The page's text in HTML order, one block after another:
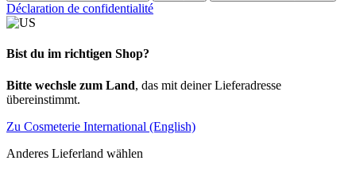
Déclaration de confidentialité
Bist du im richtigen Shop?
Bitte wechsle zum Land, das mit deiner Lieferadresse
übereinstimmt.
Zu Cosmeterie International (English)
Anderes Lieferland wählen